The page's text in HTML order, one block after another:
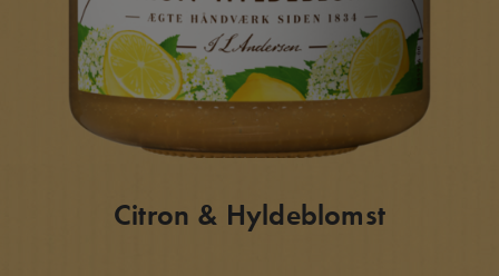
Citron & Hyldeblomst